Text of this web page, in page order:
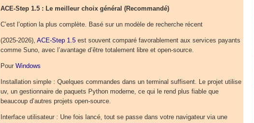
ACE-Step 1.5 : Le meilleur choix général (Recommandé)
C’est l’option la plus complète. Basé sur un modèle de recherche récent
(2025-2026), ACE-Step 1.5 est souvent comparé favorablement aux services payants
comme Suno, avec l’avantage d’être totalement libre et open-source.
Pour Windows
Installation simple : Quelques commandes dans un terminal suffisent. Le projet utilise
uv, un gestionnaire de paquets Python moderne, ce qui le rend plus fiable que
beaucoup d’autres projets open-source.
Interface utilisateur : Une fois lancé, tout se passe dans votre navigateur via une